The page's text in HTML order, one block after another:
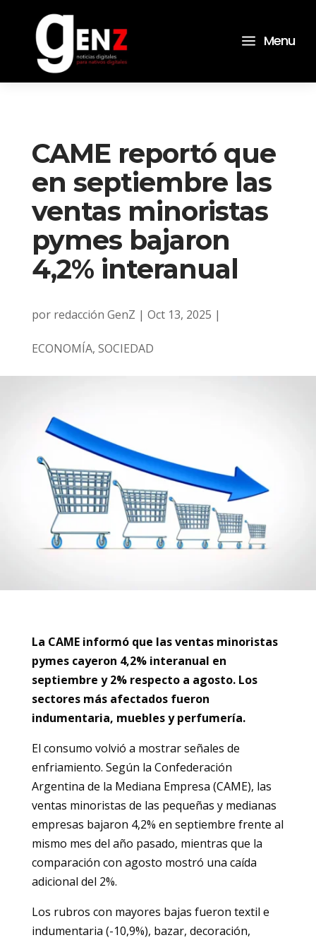
a Menu
CAME reportó que
en septiembre las
ventas minoristas
pymes bajaron
4,2% interanual
por redacción GenZ | Oct 13, 2025 |
ECONOMÍA, SOCIEDAD
La CAME informó que las ventas minoristas
pymes cayeron 4,2% interanual en
septiembre y 2% respecto a agosto. Los
sectores más afectados fueron
indumentaria, muebles y perfumería.
El consumo volvió a mostrar señales de
enfriamiento. Según la Confederación
Argentina de la Mediana Empresa (CAME), las
ventas minoristas de las pequeñas y medianas
empresas bajaron 4,2% en septiembre frente al
mismo mes del año pasado, mientras que la
comparación con agosto mostró una caída
adicional del 2%.
Los rubros con mayores bajas fueron textil e
indumentaria (-10,9%), bazar, decoración,